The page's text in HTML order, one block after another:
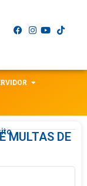
MULTAS DE